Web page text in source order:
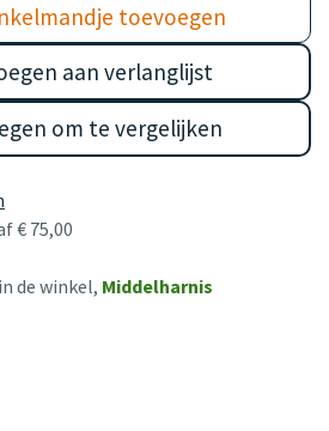
toevoegen
om te vergelijken
aan verlanglijst
€ 75,00
de winkel, Middelharnis